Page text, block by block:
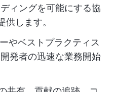
ィングを可能にする協
します。
やベストプラクティス
発者の迅速な業務開始